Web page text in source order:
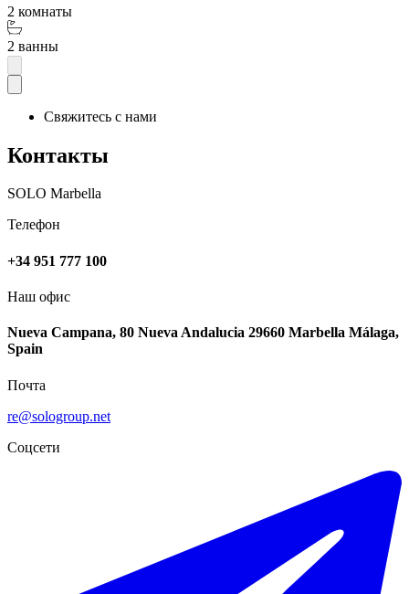
2 комнаты
2 ванны
Свяжитесь с нами
Контакты
SOLO Marbella
Телефон
+34 951 777 100
Наш офис
Nueva Campana, 80 Nueva Andalucia 29660 Marbella Málaga,
Spain
Почта
re@sologroup.net
Соцсети